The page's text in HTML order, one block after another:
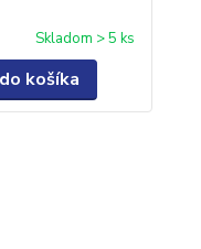
Skladom > 5 ks
košíka